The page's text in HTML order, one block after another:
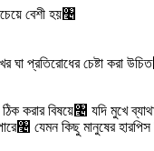
বেশী হয়৤
ঘা প্রতিরোধের চেষ্টা করা
করার বিষয়ে৤ যদি মুখে
যেমন কিছু মানুষের হারপিস